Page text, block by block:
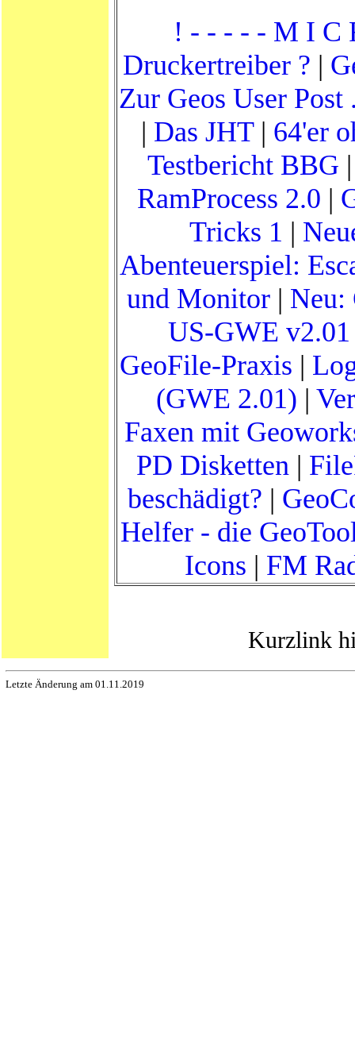
! - - - - - M I C
Druckertreiber ? |
Zur Geos User Post
| Das JHT| 64'er
Testbericht BBG
RamProcess 2.0 |
Tricks 1 |
Abenteuerspiel:
und Monitor | Neu:
US-GWE
GeoFile-Praxis |
(GWE 2.01) |
Faxen mit
PD Disketten |
beschädigt? |
Helfer - die
Icons | FM
Kurzlink
Letzte Änderung am 01.11.2019